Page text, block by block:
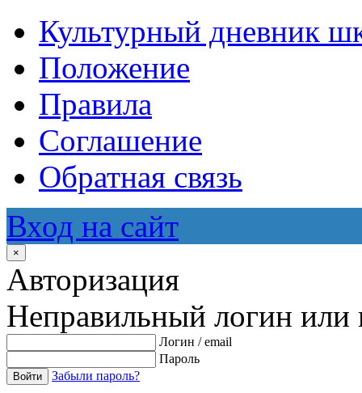
Культурный дневник
Положение
Правила
Соглашение
Обратная связь
Вход на сайт
×
Авторизация
Неправильный логин или
Логин / email
Пароль
Войти Забыли пароль?